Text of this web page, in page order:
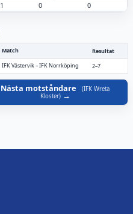
1 0 0
Match
Resultat
IFK Västervik–IFK Norrköping 2–7
Nästa motståndare (IFK Wreta
Kloster)